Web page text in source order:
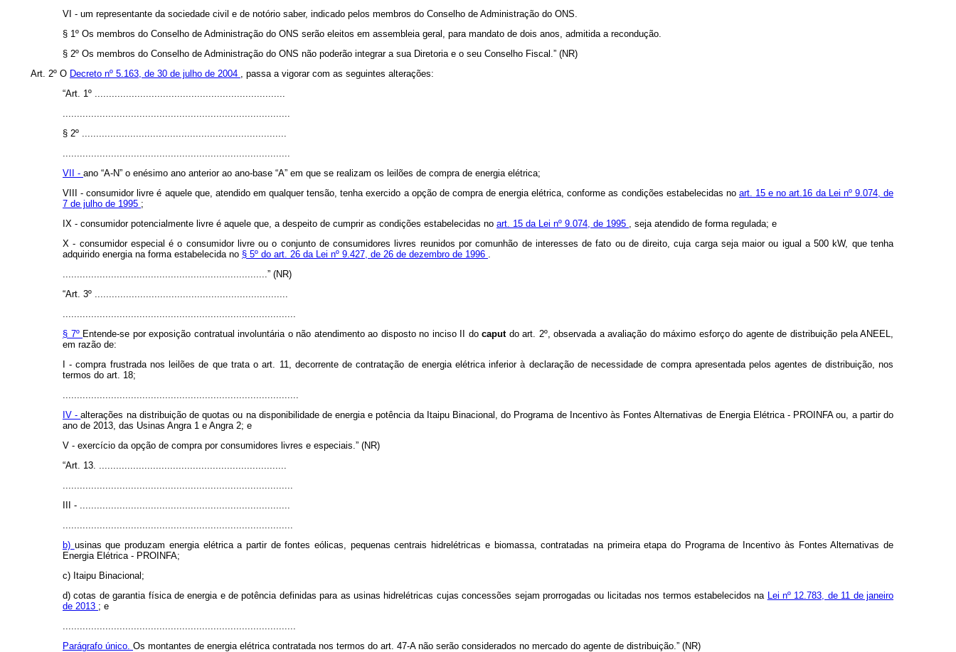
VI - um representante da sociedade civil e de notório saber, indicado pelos membros do Conselho de Administração do ONS.
§ 1º Os membros do Conselho de Administração do ONS serão eleitos em assembleia geral, para mandato de dois anos, admitida a recondução.
§ 2º Os membros do Conselho de Administração do ONS não poderão integrar a sua Diretoria e o seu Conselho Fiscal.” (NR)
Art. 2º O Decreto nº 5.163, de 30 de julho de 2004 , passa a vigorar com as seguintes alterações:
“Art. 1º ...................................................................
................................................................................
§ 2º ........................................................................
................................................................................
VII - ano “A-N” o enésimo ano anterior ao ano-base “A” em que se realizam os leilões de compra de energia elétrica;
VIII - consumidor livre é aquele que, atendido em qualquer tensão, tenha exercido a opção de compra de energia elétrica, conforme as condições estabelecidas no art. 15 e no art.16 da Lei nº 9.074, de
7 de julho de 1995 ;
IX - consumidor potencialmente livre é aquele que, a despeito de cumprir as condições estabelecidas no art. 15 da Lei nº 9.074, de 1995 , seja atendido de forma regulada; e
X - consumidor especial é o consumidor livre ou o conjunto de consumidores livres reunidos por comunhão de interesses de fato ou de direito, cuja carga seja maior ou igual a 500 kW, que tenha
adquirido energia na forma estabelecida no § 5º do art. 26 da Lei nº 9.427, de 26 de dezembro de 1996 .
........................................................................” (NR)
“Art. 3º ....................................................................
..................................................................................
§ 7º Entende-se por exposição contratual involuntária o não atendimento ao disposto no inciso II docaput do art. 2º, observada a avaliação do máximo esforço do agente de distribuição pela ANEEL,
em razão de:
I - compra frustrada nos leilões de que trata o art. 11, decorrente de contratação de energia elétrica inferior à declaração de necessidade de compra apresentada pelos agentes de distribuição, nos
termos do art. 18;
...................................................................................
IV -alterações na distribuição de quotas ou na disponibilidade de energia e potência da Itaipu Binacional, do Programa de Incentivo às Fontes Alternativas de Energia Elétrica - PROINFA ou, a partir do
ano de 2013, das Usinas Angra 1 e Angra 2; e
V - exercício da opção de compra por consumidores livres e especiais.” (NR)
“Art. 13. ..................................................................
.................................................................................
III - ..........................................................................
.................................................................................
b) usinas que produzam energia elétrica a partir de fontes eólicas, pequenas centrais hidrelétricas e biomassa, contratadas na primeira etapa do Programa de Incentivo às Fontes Alternativas de
Energia Elétrica - PROINFA;
c) Itaipu Binacional;
d) cotas de garantia física de energia e de potência definidas para as usinas hidrelétricas cujas concessões sejam prorrogadas ou licitadas nos termos estabelecidos na Lei nº 12.783, de 11 de janeiro
de 2013 ; e
..................................................................................
Parágrafo único. Os montantes de energia elétrica contratada nos termos do art. 47-A não serão considerados no mercado do agente de distribuição.” (NR)